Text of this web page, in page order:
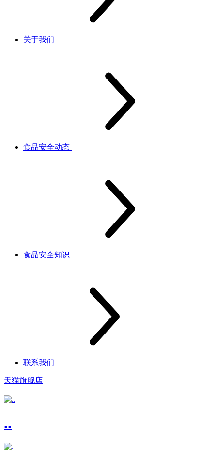
关于我们
食品安全动态
食品安全知识
联系我们
天猫旗舰店
..